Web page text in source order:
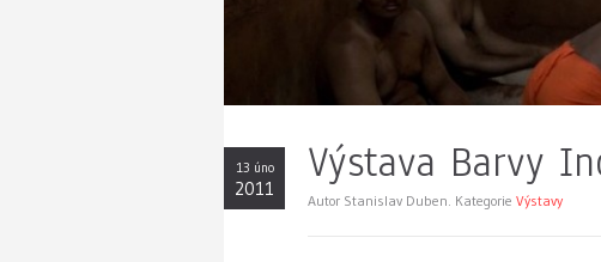
13 úno
2011 Výstava Barvy
Autor Stanislav Duben. Kategorie Výstavy